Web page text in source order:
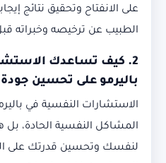
على الانفتاح وتحقيق نتائج
الطبيب عن ترخيصه وخبراته
2. كيف تساعدك
باليرمو على تحسين
الاستشارات النفسية في
المشاكل النفسية الحادة،
لنفسك وتحسين قدرتك على